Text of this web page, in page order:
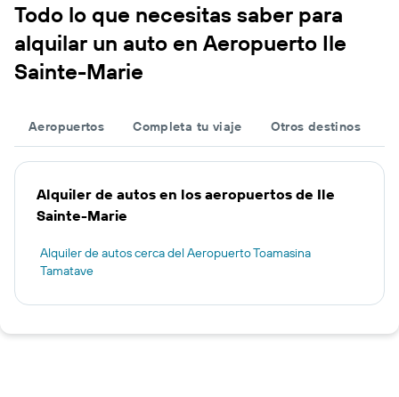
Todo lo que necesitas saber para
alquilar un auto en Aeropuerto Ile
Sainte-Marie
Aeropuertos Completa tu viaje Otros destinos
Alquiler de autos en los aeropuertos de Ile
Sainte-Marie
Alquiler de autos cerca del Aeropuerto Toamasina
Tamatave